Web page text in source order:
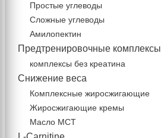
Простые углеводы
Сложные углеводы
Амилопектин
Предтренировочные комплексы
комплексы без креатина
Снижение веса
Комплексные жиросжигающие
Жиросжигающие кремы
Масло МСТ